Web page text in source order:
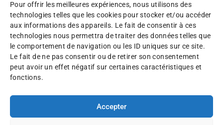
Pour offrir les meilleures expériences, nous utilisons des
technologies telles que les cookies pour stocker et/ou accéder
aux informations des appareils. Le fait de consentir à ces
technologies nous permettra de traiter des données telles que
le comportement de navigation ou les ID uniques sur ce site.
Le fait de ne pas consentir ou de retirer son consentement
peut avoir un effet négatif sur certaines caractéristiques et
fonctions.
Accepter
©
A
F
A
F
M
e
n
t
i
o
n
s
P
l
a
n
d
s
t